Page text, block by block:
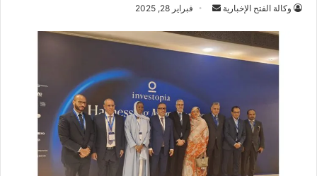
وكالة الفتح الإخبارية
أرسل
إلكترونيا
فبراير 28, 2025